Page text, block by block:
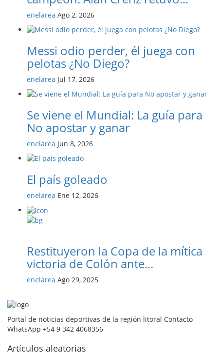
enelarea Ago 2, 2026
Messi odio perder, él juega con
pelotas ¿No Diego?
enelarea Jul 17, 2026
Se viene el Mundial: La guía para
No apostar y ganar
enelarea Jun 8, 2026
El país goleado
enelarea Ene 12, 2026
Restituyeron la Copa de la mítica
victoria de Colón ante...
enelarea Ago 29, 2025
Portal de noticias deportivas de la región litoral Contacto
WhatsApp +54 9 342 4068356
Artículos aleatorias